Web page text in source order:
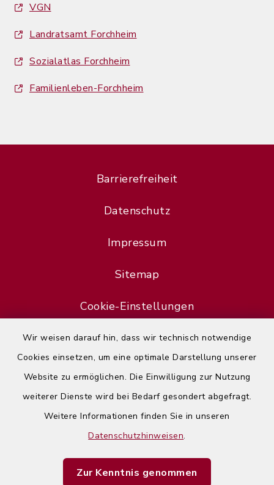
Wir weisen darauf hin, dass wir technisch notwendige
Cookies einsetzen, um eine optimale Darstellung unserer
Website zu ermöglichen. Die Einwilligung zur Nutzung
weiterer Dienste wird bei Bedarf gesondert abgefragt.
Weitere Informationen finden Sie in unseren
Datenschutzhinweisen.
Zur Kenntnis genommen
VGN
Landratsamt Forchheim
Sozialatlas Forchheim
Familienleben-Forchheim
Barrierefreiheit
Datenschutz
Impressum
Sitemap
Cookie-Einstellungen
Error
Failed to load assistant data
Refresh Page